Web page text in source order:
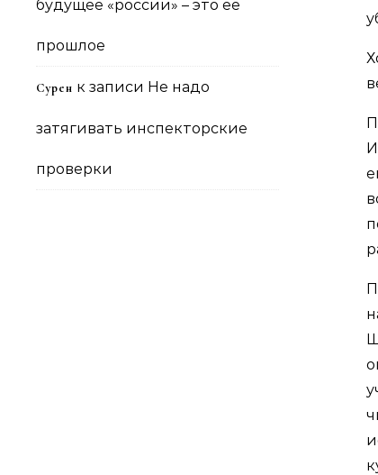
будущее «россии» – это её
прошлое
Сурен к записи Не надо
затягивать инспекторские
проверки